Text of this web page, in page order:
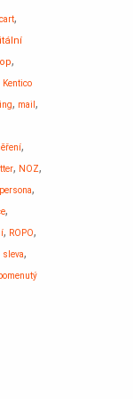
cart,
,
Kentico
, mail ,
,
, NOZ,
persona,
,
, ROPO,
sleva,